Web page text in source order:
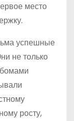
место
успешные
не только
росту,